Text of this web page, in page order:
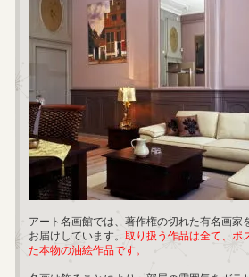
アート名画館では、著作権の切れた有名画
お届けしています。 取り扱う作品は全て、ポ
た本物の油絵作品です。